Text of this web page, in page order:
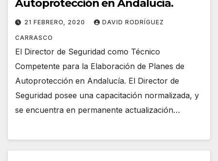
Autoprotección en Andalucía.
21 FEBRERO, 2020 DAVID RODRÍGUEZ
CARRASCO
El Director de Seguridad como Técnico
Competente para la Elaboración de Planes de
Autoprotección en Andalucía. El Director de
Seguridad posee una capacitación normalizada, y
se encuentra en permanente actualización…